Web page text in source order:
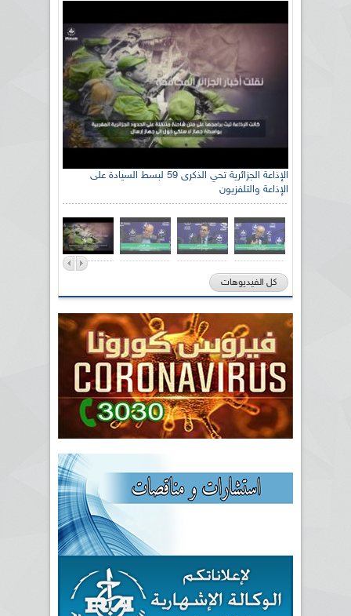
الإذاعة الجزائرية تحي الذكرى 59 لبسط السيادة على
الإذاعة والتلفزيون
رئيس اللجنة الوطنية الجزائرية للتضامن مع الشعب
الصحراوي السيد سعيد العياشي
كل الفيديوهات